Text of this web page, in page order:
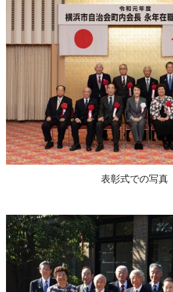
表彰式での写真